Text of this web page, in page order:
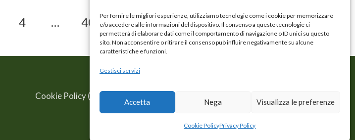
Per fornire le migliori esperienze, utilizziamo tecnologie come i cookie per memorizzare
e/o accedere alle informazioni del dispositivo. Il consenso a queste tecnologie ci
permetterà di elaborare dati come il comportamento di navigazione o ID unici su questo
sito. Non acconsentire o ritirare il consenso può influire negativamente su alcune
caratteristiche e funzioni.
Gestisci servizi
Accetta Nega Visualizza le preferenze
Cookie PolicyPrivacy Policy
4 … 40
Cookie Policy (UE)